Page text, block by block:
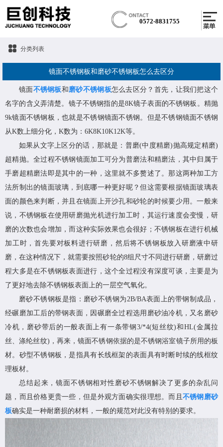
0572-8831755
分类列表
镜面不锈钢板和磨砂不锈钢板怎么去区分
镜面不锈钢板和 磨砂不锈钢板怎么去区分？ 首先，让我们把这个
名字的含义弄清楚。镜子不锈钢指的是8K镜子表面的不锈钢板。精抛
9k镜面不锈钢板，也就是不锈钢镜面不锈钢。但是不锈钢镜面不锈钢
从K数上细分化，K数为：6K8K10K12K等。
如果从文字上区分的话，那就是：普磨(中度精磨)抛高规定精磨)
超精抛。全过程不锈钢镜面加工可分为普磨法和精磨法，其中归属于
手磨超精磨法即是其中的一种，这里就不多赘述了。那这两种加工方
法所制出的镜面玻璃，到底哪一种更好呢？但这需要根据镜面玻璃表
面的颜色来判断，并且在镜面上开沙孔和砂轮的时候要少用。一般来
说，不锈钢板在使用研磨抛光机进行加工时，其运行速度会变慢，研
磨的次数也会增加，而这种实际效果也会很好；不锈钢板在进行机械
加工时，首先要对板料进行研磨，然后将不锈钢板放入研磨液中研
磨，在这种情况下，就需要按照砂轮的8组尺寸不同进行研磨，研磨过
程大多是在不锈钢板表面进行，这个全过程没有深度可谈，主要是为
了更好地去除不锈钢板表面上的一层空气氧化。
磨砂不锈钢板是指：磨砂不锈钢为2B/BA表面上的带钢制成品，
经碾磨加工后的带钢表面，因碾磨全过程选用磨砂油冷机，又名磨砂
冷机，磨砂带后的一般表面上有一条带钢3/*4(短丝纹)和HL(金属拉
丝、涤纶丝纹)，再来，镜面不锈钢依据的是不锈钢浴室镜子所用的板
材。砂型不锈钢板，是指具有长线框架的表面具有时断时续的线框纹
理板材。
总结起来，镜面不锈钢相对性磨砂不锈钢解决了更多的杂乱问
题，而且价格更贵一些，但是外观方面确实很理想。而且 不锈钢磨砂
板确实是一种耐磨损的材料，一般的规范对此没有特别的要求。